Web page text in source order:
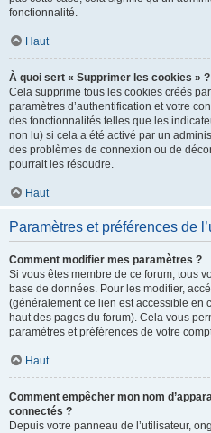
fonctionnalité.
Haut
À quoi sert « Supprimer les cookies » ?
Cela supprime tous les cookies créés
paramètres d’authentification et votre
des fonctionnalités telles que les
non lu) si cela a été activé par un
des problèmes de connexion ou de
pourrait les résoudre.
Haut
Paramètres et préférences de
Comment modifier mes paramètres ?
Si vous êtes membre de ce forum, tous
base de données. Pour les modifier,
(généralement ce lien est accessible en
haut des pages du forum). Cela vous
paramètres et préférences de votre
Haut
Comment empêcher mon nom
connectés ?
Depuis votre panneau de l’utilisateur,